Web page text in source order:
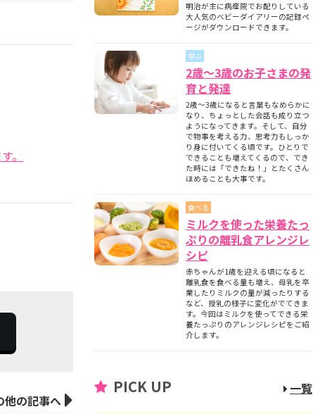
。
他の記事へ
明治が主に病産院でお配りしている
大人気のベビーダイアリーの記録ペ
ージがダウンロードできます。
学ぶ
2歳～3歳のお子さまの発
育と発達
2歳～3歳になると言葉もなめらかに
なり、ちょっとした会話も成り立つ
ようになってきます。そして、自分
で物事を考える力、思考力もしっか
り身に付いてくる頃です。ひとりで
できることも増えてくるので、でき
た時には「できたね！」とたくさん
ほめることも大事です。
食べる
ミルクを使った栄養たっ
ぷりの離乳食アレンジレ
シピ
赤ちゃんが1歳を迎える頃になると
離乳食を食べる量も増え、母乳を卒
業したりミルクの量が減ったりする
など、授乳の様子に変化がでてきま
す。今回はミルクを使ってできる栄
養たっぷりのアレンジレシピをご紹
介します。
PICK UP 一覧